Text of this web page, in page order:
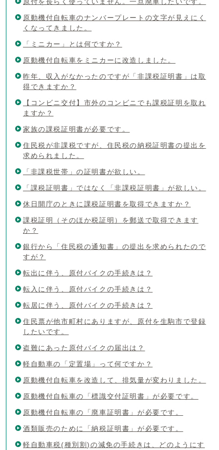
原動機付自転車のナンバープレートの文字が見えにく
くなってきました。
「ミニカー」とは何ですか？
原動機付自転車をミニカーに改造しました。
昨年、収入がなかったのですが「非課税証明書」は取
得できますか？
【コンビニ交付】市外のコンビニでも課税証明を取れ
ますか？
家族の課税証明書が必要です。
住民税が非課税ですが、住民税の納税証明書の提出を
求められました。
「非課税世帯」の証明書が欲しい。
「課税証明書」ではなく「非課税証明書」が欲しい。
休日開庁のときに課税証明書を取得できますか？
課税証明（そのほか税証明）を郵送で取得できます
か？
銀行から「住民税の通知書」の提出を求められたので
すが？
転出に伴う、原付バイクの手続きは？
転入に伴う、原付バイクの手続きは？
転居に伴う、原付バイクの手続きは？
住民票が他市町村にありますが、原付を生駒市で登録
したいです。
盗難にあった原付バイクの届出は？
軽自動車の「定置場」って何ですか？
原動機付自転車を改造して、排気量が変わりました。
原動機付自転車の「標識交付証明書」が必要です。
原動機付自転車の「廃車証明書」が必要です。
酒類販売のために「納税証明書」が必要です。
軽自動車税(種別割)の減免の手続きは、どのようにす